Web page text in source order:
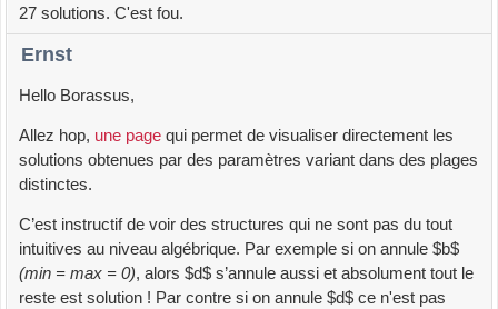
27 solutions. C'est fou.
Ernst
Hello Borassus,
Allez hop, une page qui permet de visualiser directement les
solutions obtenues par des paramètres variant dans des plages
distinctes.
C’est instructif de voir des structures qui ne sont pas du tout
intuitives au niveau algébrique. Par exemple si on annule $b$
(min = max = 0), alors $d$ s’annule aussi et absolument tout le
reste est solution ! Par contre si on annule $d$ ce n'est pas